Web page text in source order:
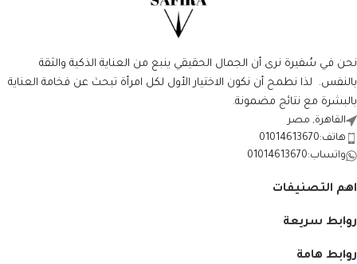
نحن في سُفيرة نرى أن الجمال الحقيقي ينبع من العناية الذكية والثقة
بالنفس. لذا نطمح أن نكون الاختيار الأول لكل امرأة تبحث عن فخامة العناية
بالبشرة مع نتائج مضمونة.
القاهرة, مصر
هاتف:01014613670
واتساب:01014613670
اهم التصنيفات
روابط سريعة
روابط هامة